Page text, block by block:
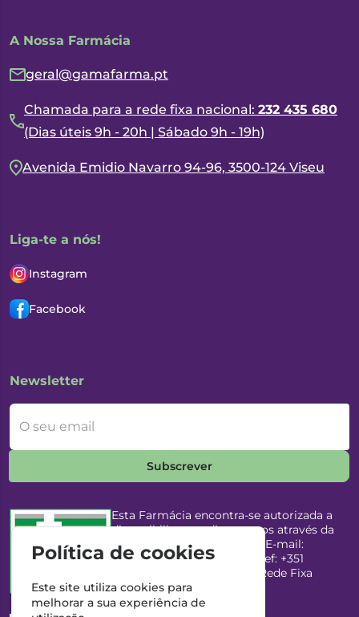
A Nossa Farmácia
geral@gamafarma.pt
Chamada para a rede fixa nacional: 232 435 680
(Dias úteis 9h - 20h | Sábado 9h - 19h)
Avenida Emidio Navarro 94-96, 3500-124 Viseu
Liga-te a nós!
Instagram
Facebook
Newsletter
O seu email
Subscrever
Esta Farmácia encontra-se autorizada a
disponibilizar medicamentos através da
Internet, pelo Infarmed, I.P. E-mail:
infarmed@infarmed.pt
| Telef: +351
217987100 (Chamada para Rede Fixa
Nacional)
Política de cookies
Este site utiliza cookies para
melhorar a sua experiência de